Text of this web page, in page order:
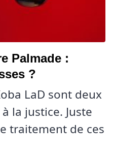
Palmade :
?
LaD sont deux
la justice. Juste
traitement de ces